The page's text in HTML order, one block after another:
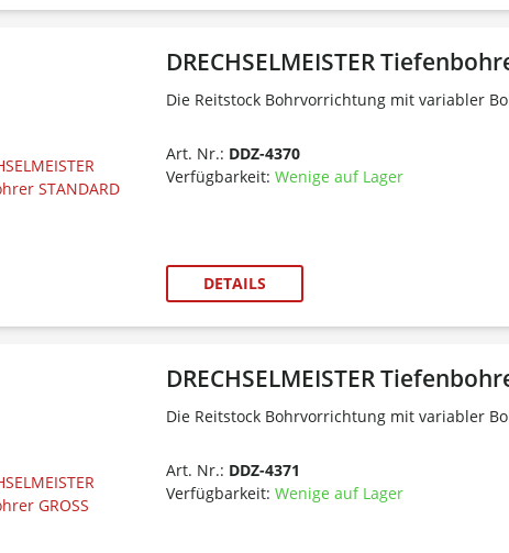
DRECHSELMEISTER
Die Reitstock Bohrvorrichtung mit variabler
Art. Nr.: DDZ-4370
Verfügbarkeit: Wenige auf Lager
DETAILS
DRECHSELMEISTER
Die Reitstock Bohrvorrichtung mit variabler
Art. Nr.: DDZ-4371
Verfügbarkeit: Wenige auf Lager